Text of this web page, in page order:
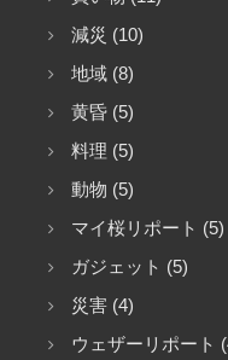
減災 (10)
地域 (8)
黄昏 (5)
料理 (5)
動物 (5)
マイ桜リポート (5)
ガジェット (5)
災害 (4)
ウェザーリポート